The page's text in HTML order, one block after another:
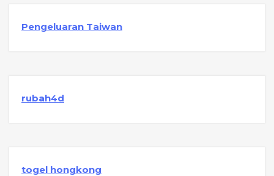
Pengeluaran Taiwan
rubah4d
togel hongkong